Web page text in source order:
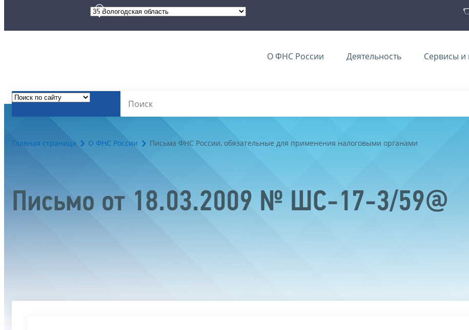
О ФНС России Деятельность Сервисы и
Главная страница О ФНС России Письма ФНС России, обязательные для применения налоговыми органами
Письмо от 18.03.2009 № ШС-17-3/59@